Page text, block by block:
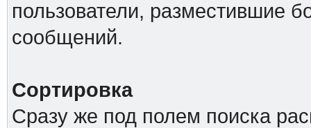
пользователи, разместившие
сообщений.
Сортировка
Сразу же под полем поиска